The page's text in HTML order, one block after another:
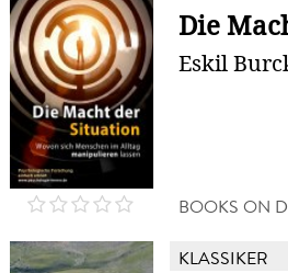
Die
Eskil
BOOKS ON
KLASSIKER